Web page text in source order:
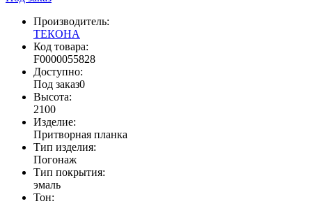
Производитель:
ТЕКОНА
Код товара:
F0000055828
Доступно:
Под заказ0
Высота:
2100
Изделие:
Притворная планка
Тип изделия:
Погонаж
Тип покрытия:
эмаль
Тон: